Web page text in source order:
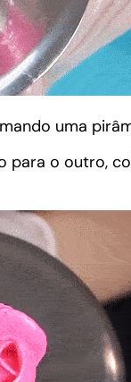
uma
para o outro,